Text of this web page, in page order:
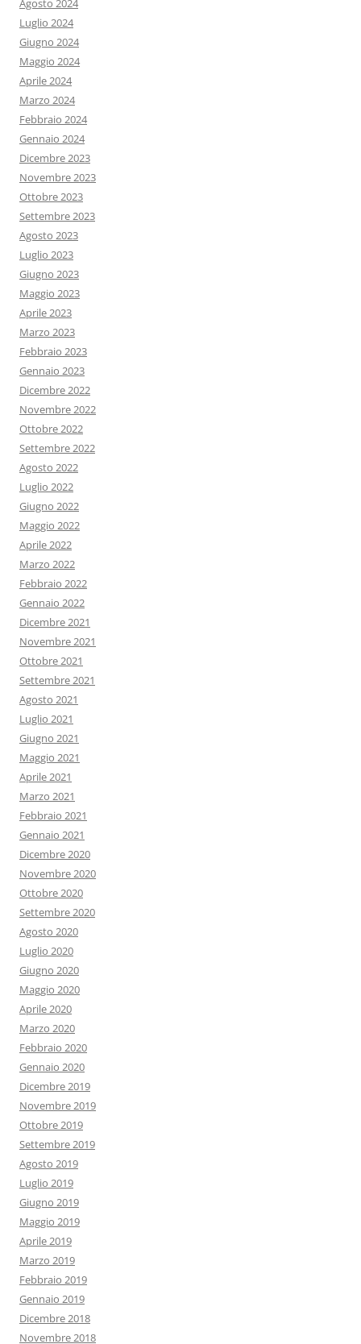
Agosto 2024
Luglio 2024
Giugno 2024
Maggio 2024
Aprile 2024
Marzo 2024
Febbraio 2024
Gennaio 2024
Dicembre 2023
Novembre 2023
Ottobre 2023
Settembre 2023
Agosto 2023
Luglio 2023
Giugno 2023
Maggio 2023
Aprile 2023
Marzo 2023
Febbraio 2023
Gennaio 2023
Dicembre 2022
Novembre 2022
Ottobre 2022
Settembre 2022
Agosto 2022
Luglio 2022
Giugno 2022
Maggio 2022
Aprile 2022
Marzo 2022
Febbraio 2022
Gennaio 2022
Dicembre 2021
Novembre 2021
Ottobre 2021
Settembre 2021
Agosto 2021
Luglio 2021
Giugno 2021
Maggio 2021
Aprile 2021
Marzo 2021
Febbraio 2021
Gennaio 2021
Dicembre 2020
Novembre 2020
Ottobre 2020
Settembre 2020
Agosto 2020
Luglio 2020
Giugno 2020
Maggio 2020
Aprile 2020
Marzo 2020
Febbraio 2020
Gennaio 2020
Dicembre 2019
Novembre 2019
Ottobre 2019
Settembre 2019
Agosto 2019
Luglio 2019
Giugno 2019
Maggio 2019
Aprile 2019
Marzo 2019
Febbraio 2019
Gennaio 2019
Dicembre 2018
Novembre 2018